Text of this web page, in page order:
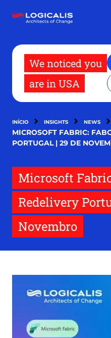
para
We noticed you
are in USA
INÍCIO INSIGHTS NEWS
MICROSOFT FABRIC:
PORTUGAL | 29 DE
Microsoft
Redelivery
Novembro